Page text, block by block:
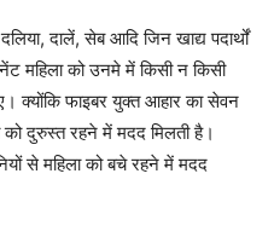
दालें, सेब आदि जिन खाद्य पदार्थों
महिला को उनमे में किसी न किसी
क्योंकि फाइबर युक्त आहार का सेवन
को दुरुस्त रहने में मदद मिलती है।
से महिला को बचे रहने में मदद